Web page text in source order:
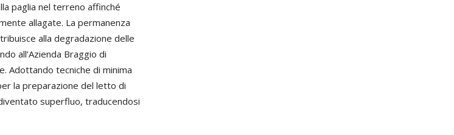
paglia nel terreno affinché
allagate. La permanenza
alla degradazione delle
all’Azienda Braggio di
Adottando tecniche di minima
la preparazione del letto di
superfluo, traducendosi